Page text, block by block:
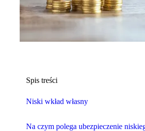
Spis treści
Niski wkład własny
Na czym polega ubezpieczenie